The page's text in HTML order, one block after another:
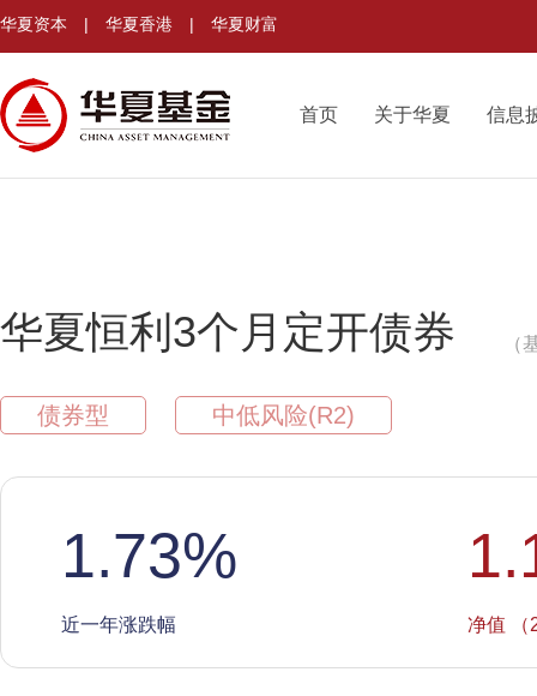
华夏资本 | 华夏香港 | 华夏财富
首页 关于华夏 信息
华夏恒利3个月定开债券 （
债券型 中低风险(R2)
1.73%
近一年涨跌幅 净值 （